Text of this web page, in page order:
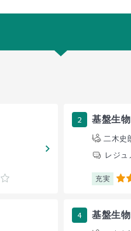
2 基盤生
二木史
レジュ
充実 4
4 基盤生